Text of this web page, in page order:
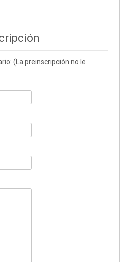
(La preinscripción no le